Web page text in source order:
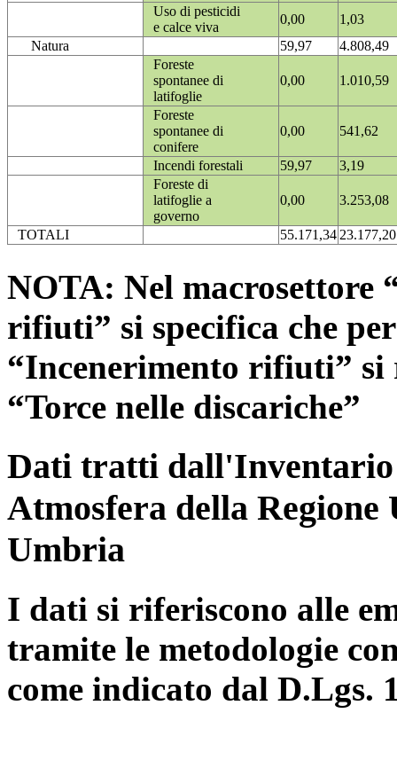
Uso di pesticidi
e calce viva
0,00
1,03
Natura
59,97
4.808,49
Foreste
spontanee di
latifoglie
0,00 1.010,59
Foreste
spontanee di
conifere
0,00 541,62
Incendi forestali 59,97
3,19
Foreste di
latifoglie a
governo
0,00 3.253,08
TOTALI 55.171,3423.177,20
NOTA: Nel macrosettore
rifiuti” si specifica che
“Incenerimento rifiuti”
“Torce nelle discariche”
Dati tratti dall'Inventario
Atmosfera della
Umbria
I dati si riferiscono alle
tramite le metodologie
come indicato dal D.Lgs.